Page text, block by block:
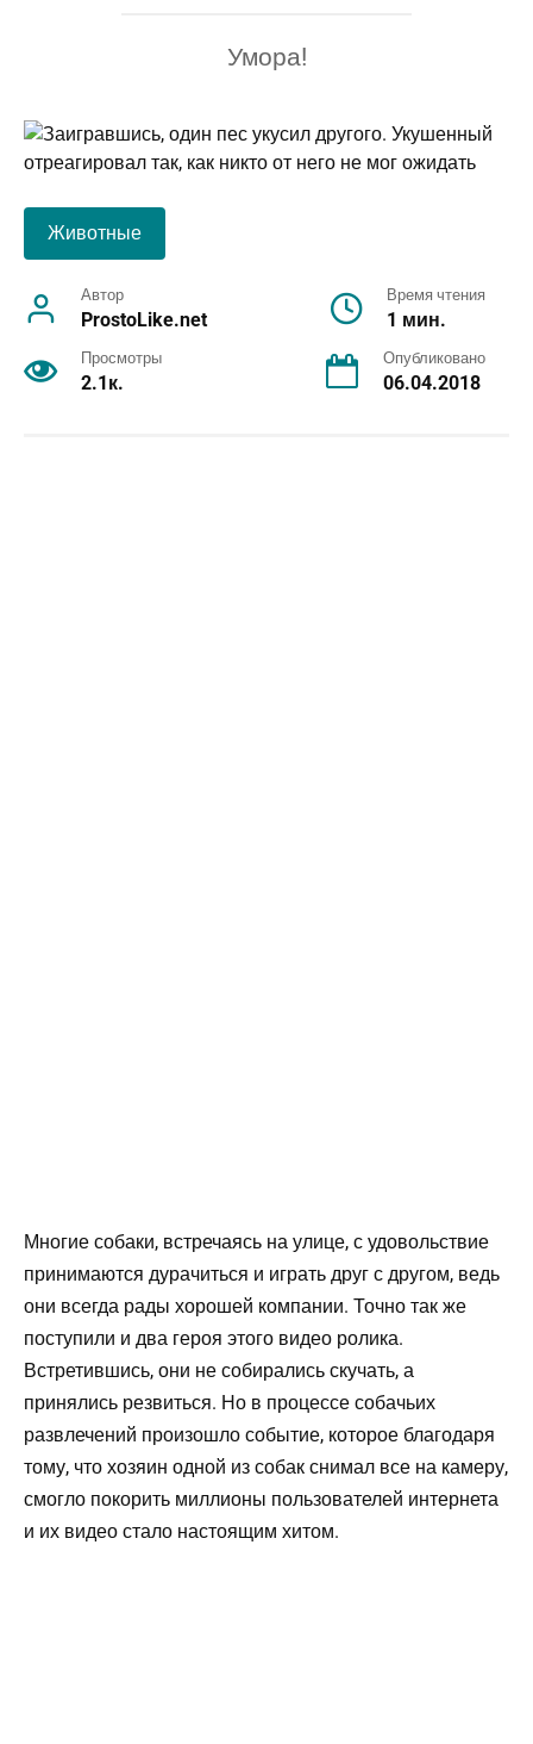
Умора!
Животные
Автор
ProstoLike.net
Время чтения
1 мин.
Просмотры
2.1к.
Опубликовано
06.04.2018
Многие собаки, встречаясь на улице, с удовольствие
принимаются дурачиться и играть друг с другом, ведь
они всегда рады хорошей компании. Точно так же
поступили и два героя этого видео ролика.
Встретившись, они не собирались скучать, а
принялись резвиться. Но в процессе собачьих
развлечений произошло событие, которое благодаря
тому, что хозяин одной из собак снимал все на камеру,
смогло покорить миллионы пользователей интернета
и их видео стало настоящим хитом.